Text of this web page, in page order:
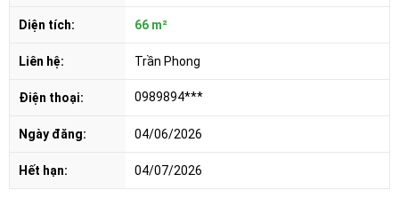
Diện tích: 66 m²
Liên hệ: Trần Phong
Điện thoại: 0989894***
Ngày đăng: 04/06/2026
Hết hạn: 04/07/2026